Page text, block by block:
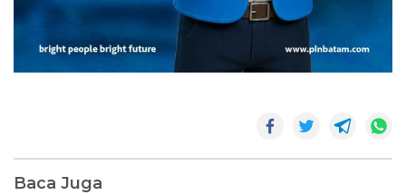
Baca Juga